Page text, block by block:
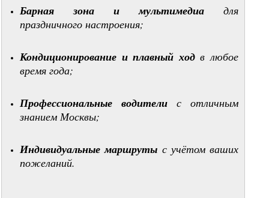
Барная зона и мультимедиа для
праздничного настроения;
Кондиционирование и плавный ходв любое
время года;
Профессиональные водители с отличным
знанием Москвы;
Индивидуальные маршруты с учётом ваших
пожеланий.